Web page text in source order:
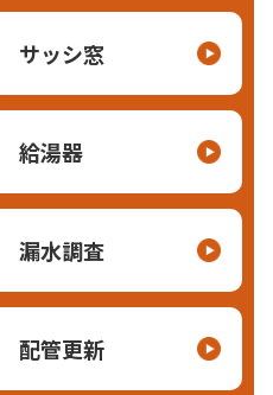
サッシ窓
給湯器
漏水調査
配管更新